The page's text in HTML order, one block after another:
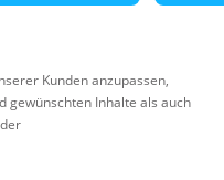
Kunden anzupassen,
gewünschten Inhalte als auch